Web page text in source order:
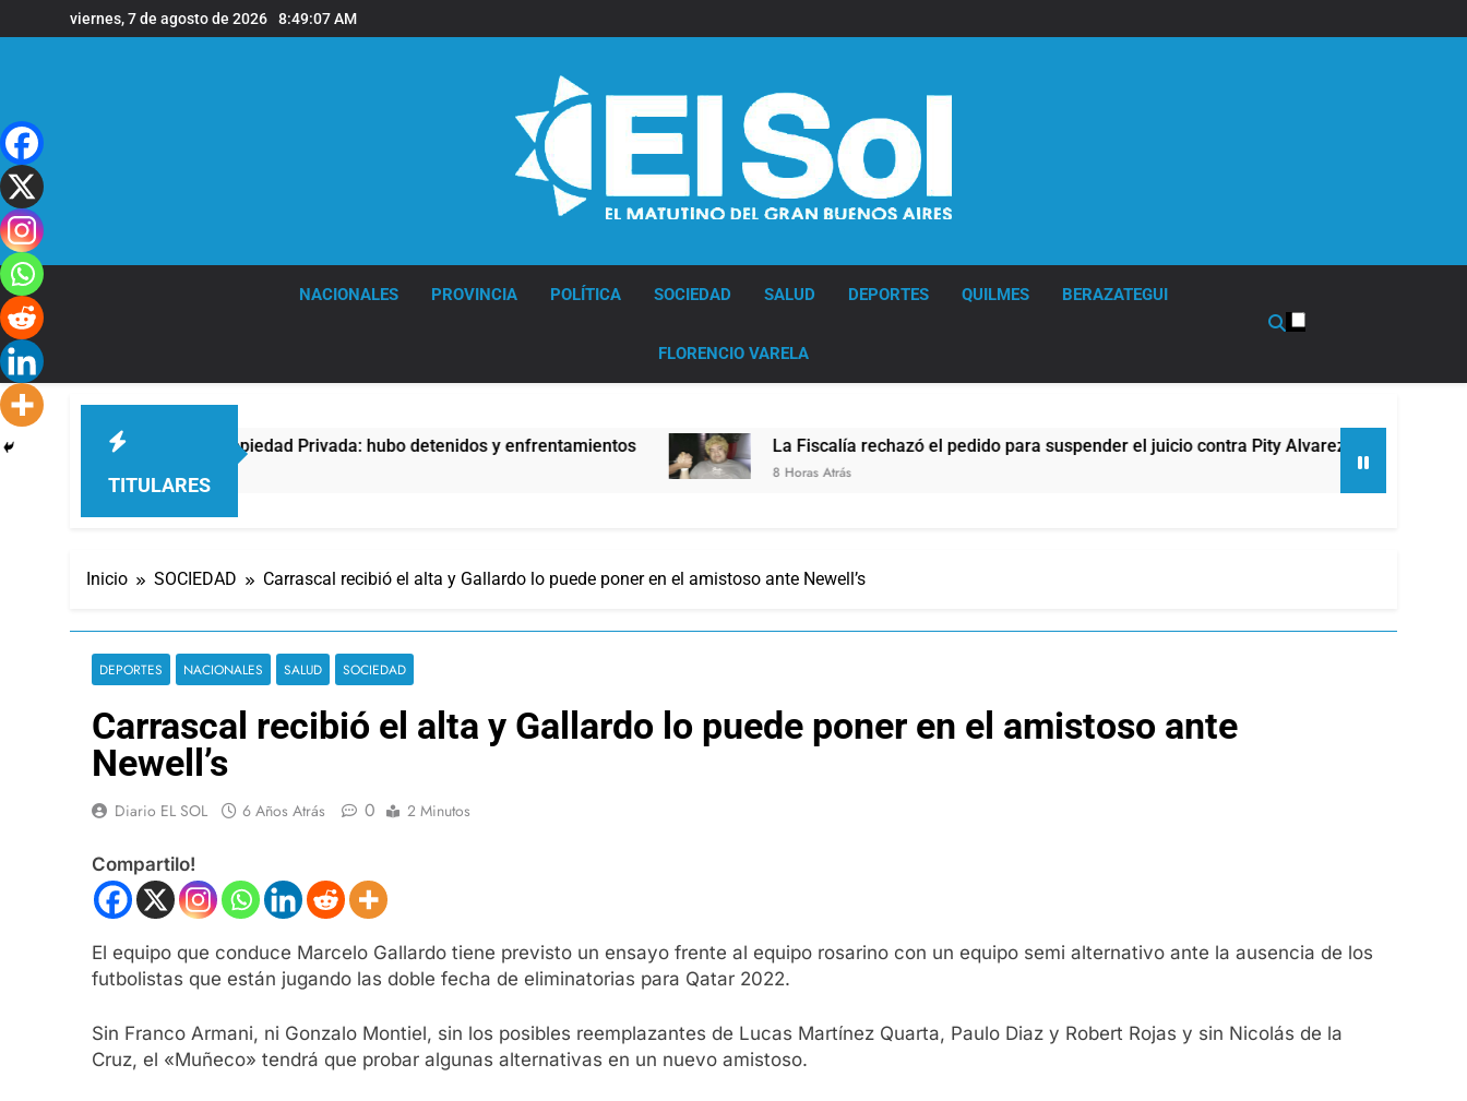
al
viernes, 7 de agosto de 2026 8:49:08 AM
NACIONALES PROVINCIA POLÍTICA SOCIEDAD SALUD DEPORTES QUILMES BERAZATEGUI
FLORENCIO VARELA
TITULARES
contra la Ley de Propiedad Privada: hubo detenidos y enfrentamientos La Fiscalía rechazó el pedido para suspender el juicio contra Pity Alvarez
8 Horas Atrás
Inicio SOCIEDAD Carrascal recibió el alta y Gallardo lo puede poner en el amistoso ante Newell’s
DEPORTES NACIONALES SALUD SOCIEDAD
Carrascal recibió el alta y Gallardo lo puede poner en el amistoso ante
Newell’s
Diario EL SOL 6 Años Atrás 0 2 Minutos
Compartilo!
El equipo que conduce Marcelo Gallardo tiene previsto un ensayo frente al equipo rosarino con un equipo semi alternativo ante la ausencia de los
futbolistas que están jugando las doble fecha de eliminatorias para Qatar 2022.
Sin Franco Armani, ni Gonzalo Montiel, sin los posibles reemplazantes de Lucas Martínez Quarta, Paulo Diaz y Robert Rojas y sin Nicolás de la
Cruz, el «Muñeco» tendrá que probar algunas alternativas en un nuevo amistoso.